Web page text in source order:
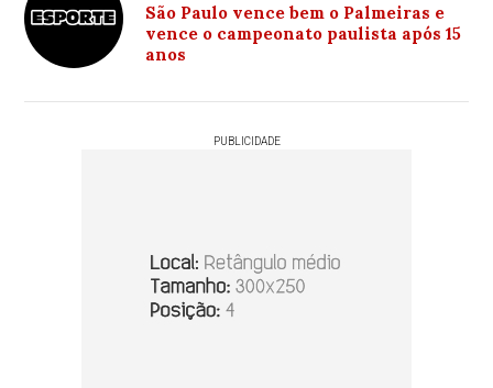
São Paulo vence bem o Palmeiras e
vence o campeonato paulista após 15
anos
PUBLICIDADE